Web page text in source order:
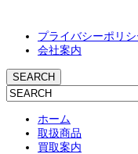
プライバシーポリシ
会社案内
ホーム
取扱商品
買取案内